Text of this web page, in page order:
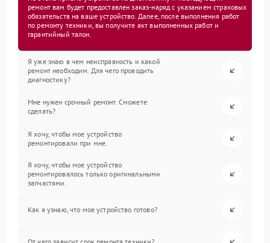
ремонт вам будет предоставлен заказ-наряд с указанием страховых
обязательств на ваше устройство. Далее, после выполнения работ
по ремонту техники, вы получите акт выполненных работ и
гарантийный талон.
Я уже знаю в чем неисправность и какой
ремонт необходим. Для чего проводить
диагностику?
Мне нужен срочный ремонт. Сможете
сделать?
Я хочу, чтобы мое устройство
ремонтировали при мне.
Я хочу, чтобы мое устройство
ремонтировалось только оригинальными
запчастями.
Как я узнаю, что мое устройство готово?